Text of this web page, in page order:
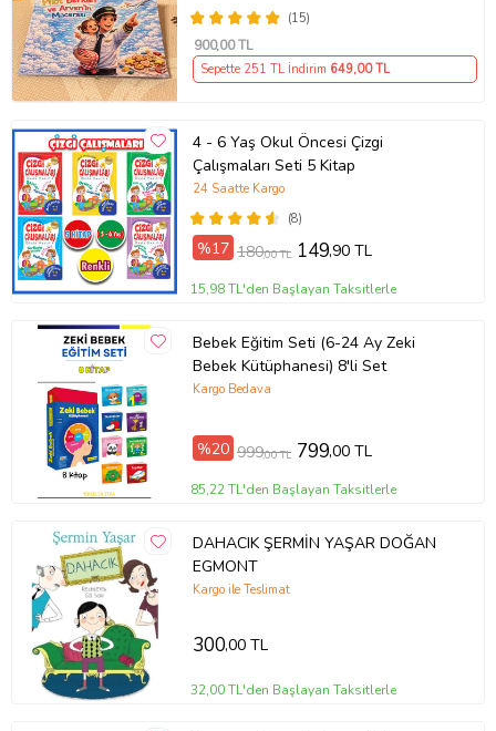
(15)
900,00 TL
Sepette 251 TL İndirim 649,00 TL
4 - 6 Yaş Okul Öncesi Çizgi
Çalışmaları Seti 5 Kitap
(8)
24 Saatte Kargo
%17 180,00 TL 149,90 TL
15,98 TL'den Başlayan Taksitlerle
Bebek Eğitim Seti (6-24 Ay Zeki
Bebek Kütüphanesi) 8'li Set
Kargo Bedava
%20 999,00 TL 799,00 TL
85,22 TL'den Başlayan Taksitlerle
DAHACIK ŞERMİN YAŞAR DOĞAN
EGMONT
Kargo ile Teslimat
300,00 TL
32,00 TL'den Başlayan Taksitlerle